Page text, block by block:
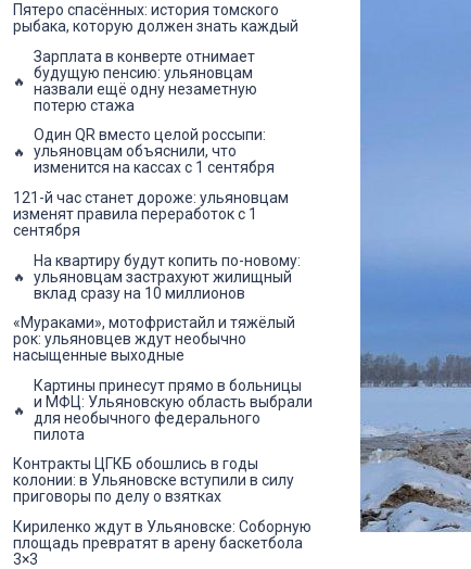
Пятеро спасённых: история томского
рыбака, которую должен знать каждый
Зарплата в конверте отнимает
будущую пенсию: ульяновцам
назвали ещё одну незаметную
потерю стажа
Один QR вместо целой россыпи:
ульяновцам объяснили, что
изменится на кассах с 1 сентября
121-й час станет дороже: ульяновцам
изменят правила переработок с 1
сентября
На квартиру будут копить по-новому:
ульяновцам застрахуют жилищный
вклад сразу на 10 миллионов
«Мураками», мотофристайл и тяжёлый
рок: ульяновцев ждут необычно
насыщенные выходные
Картины принесут прямо в больницы
и МФЦ: Ульяновскую область выбрали
для необычного федерального
пилота
Контракты ЦГКБ обошлись в годы
колонии: в Ульяновске вступили в силу
приговоры по делу о взятках
Кириленко ждут в Ульяновске: Соборную
площадь превратят в арену баскетбола
3×3